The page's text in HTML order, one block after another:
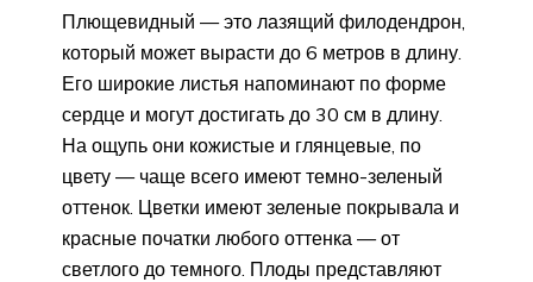
Плющевидный — это лазящий филодендрон,
который может вырасти до 6 метров в длину.
Его широкие листья напоминают по форме
сердце и могут достигать до 30 см в длину.
На ощупь они кожистые и глянцевые, по
цвету — чаще всего имеют темно-зеленый
оттенок. Цветки имеют зеленые покрывала и
красные початки любого оттенка — от
светлого до темного. Плоды представляют